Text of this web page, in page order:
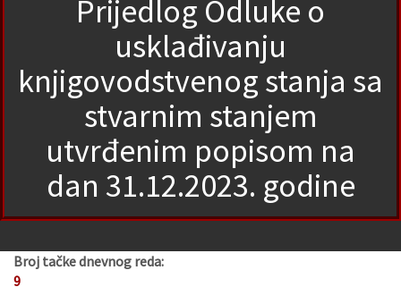
Prijedlog Odluke o
usklađivanju
knjigovodstvenog stanja sa
stvarnim stanjem
utvrđenim popisom na
dan 31.12.2023. godine
Broj tačke dnevnog reda:
9